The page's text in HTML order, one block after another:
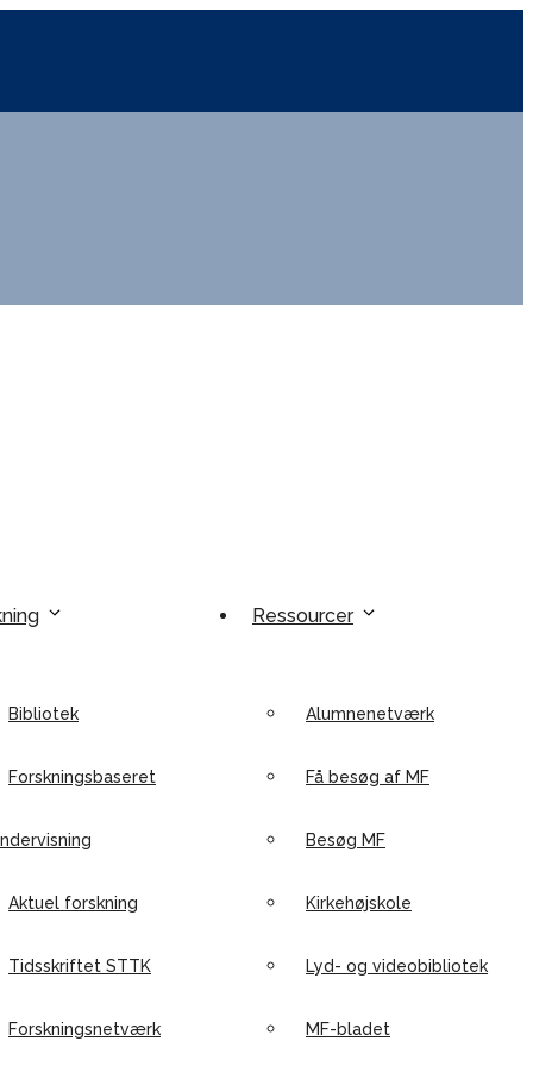
Bibliotek
Forskningsbaseret
Aktuel forskning
Tidsskriftet STTK
Forskningsnetværk
Ressourcer
Alumnenetværk
Få besøg af MF
Besøg MF
Kirkehøjskole
Lyd- og videobibliotek
MF-bladet